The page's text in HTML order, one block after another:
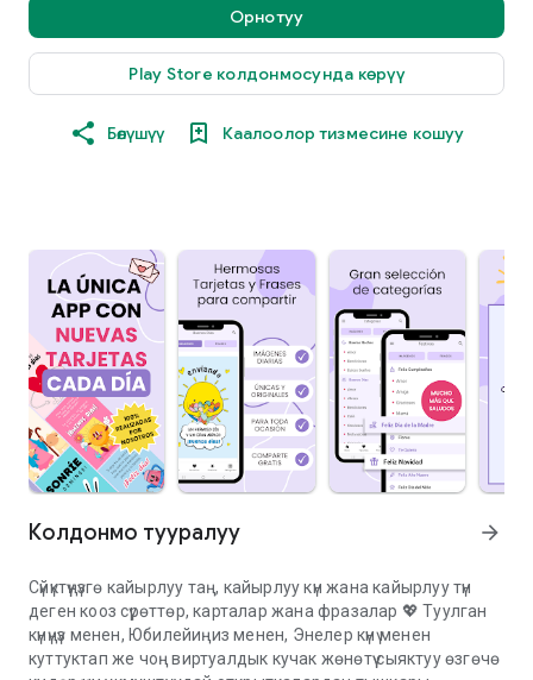
Орнотуу
Play Store колдонмосунда көрүү
Бөлүшүү Каалоолор тизмесине кошуу
Колдонмо тууралуу arrow_forward
Сүйүктүүңүзгө кайырлуу таң, кайырлуу күн жана кайырлуу түн
деген кооз сүрөттөр, карталар жана фразалар 💖 Туулган
күнүңүз менен, Юбилейиңиз менен, Энелер күнү менен
куттуктап же чоң виртуалдык кучак жөнөтүү сыяктуу өзгөчө